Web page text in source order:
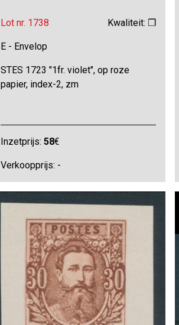
Lot nr. 1738 Kwaliteit: ❒
E - Envelop
STES 1723 "1fr. violet", op roze
papier, index-2, zm
Inzetprijs: 58€
Verkoopprijs: -